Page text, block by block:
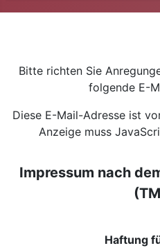
Bitte richten Sie
folgende E-
Diese E-Mail-Adresse ist
Anzeige muss
Impressum nach
Haftung